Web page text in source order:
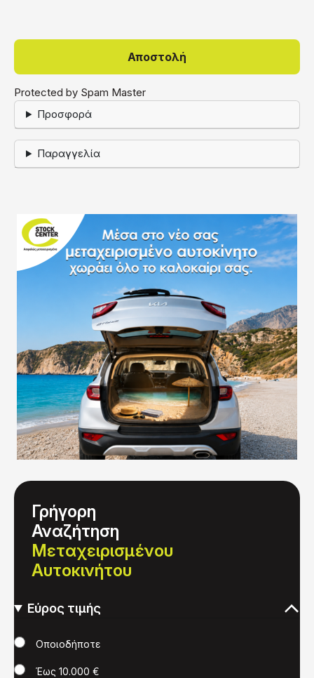
Protected by Spam Master
Προσφορά
Παραγγελία
Γρήγορη
Αναζήτηση
Μεταχειρισμένου
Αυτοκινήτου
Εύρος τιμής
ΤιμήΟποιοδήποτε
Έως 10.000 €